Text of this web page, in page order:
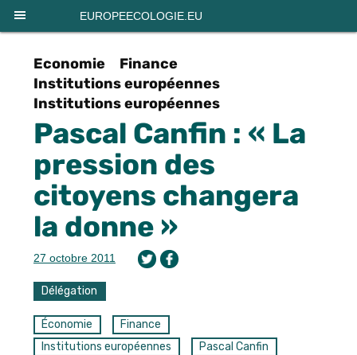
EUROPEECOLOGIE.EU
Economie
Finance
Institutions européennes
Institutions européennes
Pascal Canfin : « La
pression des
citoyens changera
la donne »
27 octobre 2011
Délégation
Économie
Finance
Institutions européennes
Pascal Canfin